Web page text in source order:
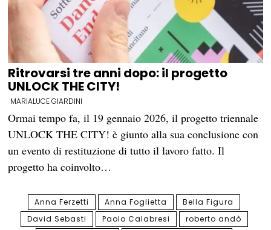
Ritrovarsi tre anni dopo: il progetto
UNLOCK THE CITY!
MARIALUCE GIARDINI
Ormai tempo fa, il 19 gennaio 2026, il progetto triennale
UNLOCK THE CITY! è giunto alla sua conclusione con
un evento di restituzione di tutto il lavoro fatto. Il
progetto ha coinvolto…
Anna Ferzetti Anna Foglietta
Bella Figura
David Sebasti
Paolo Calabresi
roberto andò